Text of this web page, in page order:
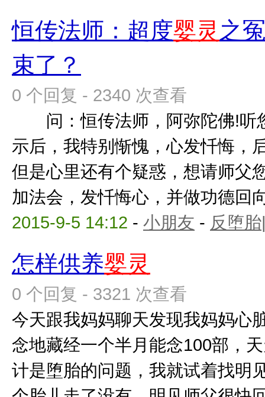
恒传法师：超度婴灵 之
束了？
0 个回复 - 2340 次查看
问：恒传法师，阿弥陀佛!听
示后，我特别惭愧，心发忏悔，
但是心里还有个疑惑，想请师父
加法会，发忏悔心，并做功德回
2015-9-5 14:12 - 小朋友 - 反堕
怎样供养婴灵
0 个回复 - 3321 次查看
今天跟我妈妈聊天发现我妈妈心
念地藏经一个半月能念100部，
计是堕胎的问题，我就试着找明